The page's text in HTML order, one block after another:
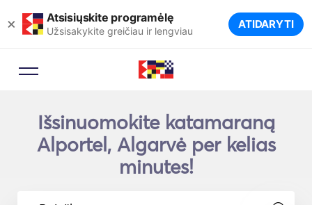
× Atsisiųskite programėlę
Užsisakykite greičiau ir lengviau ATIDARYTI
Išsinuomokite katamaraną
Alportel, Algarvė per kelias
minutes!